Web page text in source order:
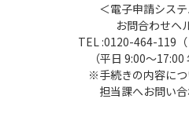
あった場合は変更手続を
（3）本システムは、利
アドレスへURLを送信し
ールに記載されている
とで、本登録を行います
（4）利用者登録にて登
＜電子申請シス
お問合わせヘ
TEL :0120-464-119（
（平日 9:00～17:00
※手続きの内容につ
担当課へお問い合